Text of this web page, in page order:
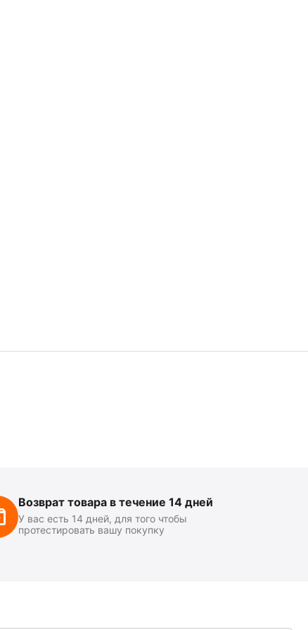
Возврат товара в течение 14 дней
У вас есть 14 дней, для того чтобы
протестировать вашу покупку